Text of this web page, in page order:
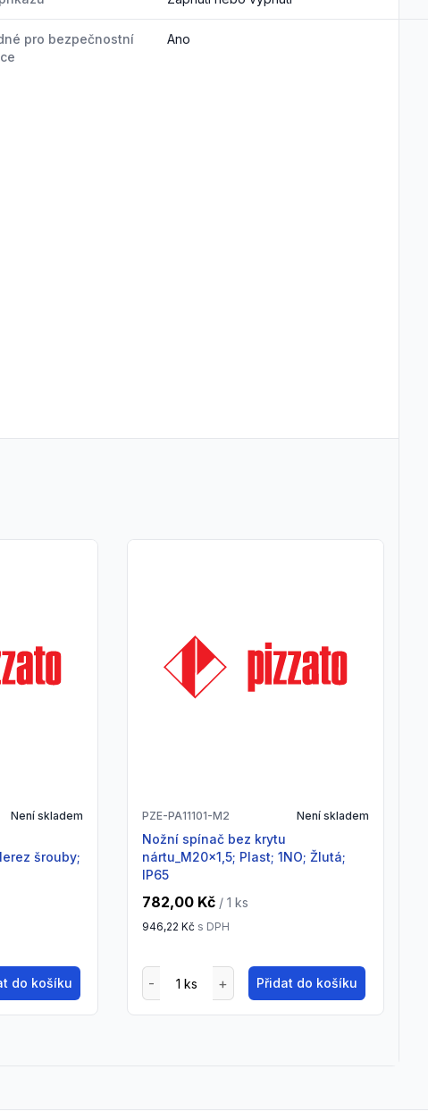
pro bezpečnostní
Ano
Není skladem
šrouby;
do košíku
PZE-PA11101-M2 Není skladem
Nožní spínač bez krytu
nártu_M20x1,5; Plast; 1NO; Žlutá;
IP65
782,00 Kč / 1 ks
946,22 Kč s DPH
Přidat do košíku